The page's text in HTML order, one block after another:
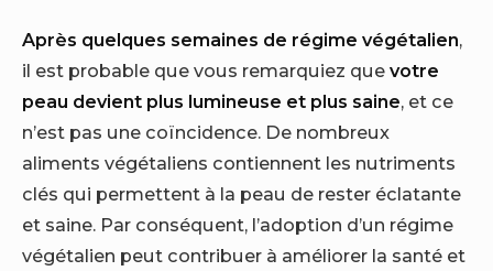
Après quelques semaines de régime végétalien,
il est probable que vous remarquiez que votre
peau devient plus lumineuse et plus saine, et ce
n’est pas une coïncidence. De nombreux
aliments végétaliens contiennent les nutriments
clés qui permettent à la peau de rester éclatante
et saine. Par conséquent, l’adoption d’un régime
végétalien peut contribuer à améliorer la santé et